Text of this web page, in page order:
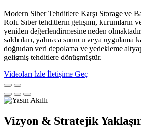
Modern Siber Tehditlere Karşı Storage ve
Rolü Siber tehditlerin gelişimi, kurumların
yeniden değerlendirmesine neden
saldırıları, yalnızca sunucu veya uygulama
doğrudan veri depolama ve yedekleme
gelişmiş tehditlere dönüşmüştür.
Videoları İzle İletişime Geç
Vizyon & Stratejik